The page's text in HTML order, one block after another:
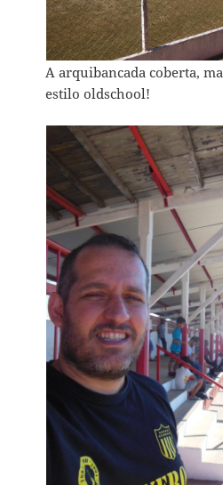
A arquibancada coberta,
estilo oldschool!